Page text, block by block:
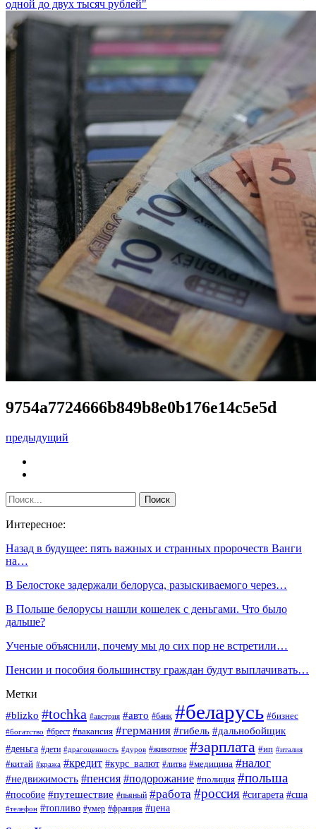
одной до двух тысяч рублей"
9754a7724666b849b8e0b176e14c5e5d
предыдущий
Интересное:
Назад в будущее: пять важных и странных пророчеств Ванги
на…
В Белостоке задержали белоруса, разыскиваемого через…
В Польше белорусы нашли кошелек с деньгами. Что было
дальше?
Ученые объяснили, почему мы до сих пор не встретили…
Пенсии и пособия большинству граждан будут выплачивать…
Метки
#blizko #tochka #австрия #авто #банк #беларусь #бизнес
#богатство #брест #вакансия #германия #гибель #дальнобойщик
#деньга #дети #драгоценность #дуров #животное #зарплата #ип #италия
#китай #кража #кредит #курс_валют #литва #медицина #налог
#недвижимость #пенсия #подорожание #полиция #польша
#пособие #путешествие #пьяный #работа #россия #сигарета #сша
#телефон #топливо #умер #франция #цена